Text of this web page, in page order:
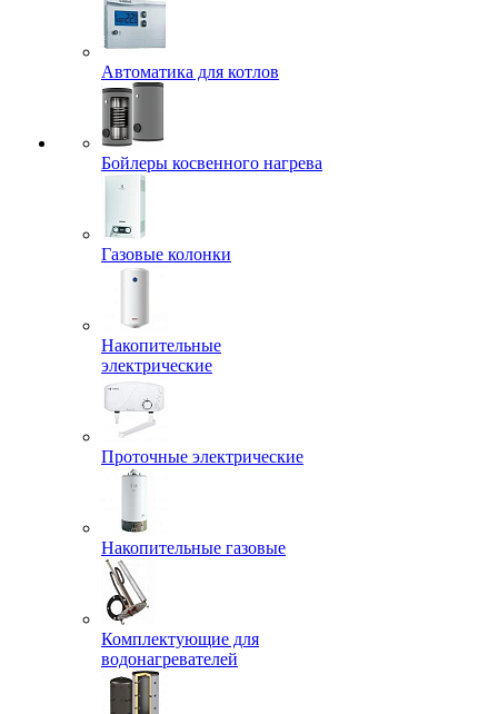
Автоматика для котлов
Бойлеры косвенного нагрева
Газовые колонки
Накопительные
электрические
Проточные электрические
Накопительные газовые
Комплектующие для
водонагревателей